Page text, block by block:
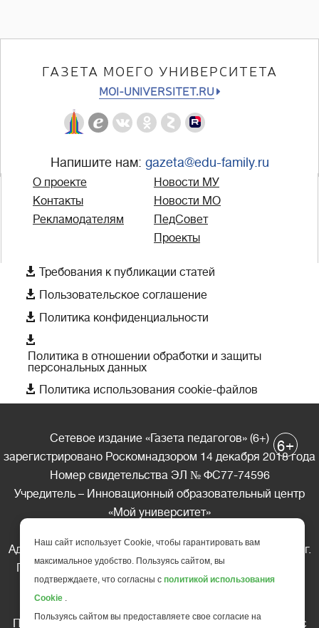
ГАЗЕТА МОЕГО УНИВЕРСИТЕТА
MOI-UNIVERSITET.RU
Напишите нам: gazeta@edu-family.ru
О проекте
Контакты
Рекламодателям
Новости МУ
Новости МО
ПедСовет
Проекты
 Требования к публикации статей
 Пользовательское соглашение
 Политика конфиденциальности

Политика в отношении обработки и защиты
персональных данных
 Политика использования cookie-файлов
Сетевое издание «Газета педагогов» (6+)
зарегистрировано Роскомнадзором 14 декабря 2018 года
Номер свидетельства ЭЛ № ФС77-74596
Учредитель – Инновационный образовательный центр
«Мой университет»
Адрес редакции: 185035 Россия, Республика Карелия, г.
Петрозаводск, ул. Фридриха Энгельса д.10, офис 211
Телефон редакции: +7 (499) 685-10-45
Перепечатка материалов газеты допускается только c
6+
Наш сайт использует Cookie, чтобы гарантировать вам
максимальное удобство. Пользуясь сайтом, вы
подтверждаете, что согласны с политикой использования
Cookie .
Пользуясь сайтом вы предоставляете свое согласие на